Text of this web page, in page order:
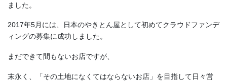
ました。
2017年5月には、日本のやきとん屋として初めてクラウドファンデ
ィングの募集に成功しました。
まだできて間もないお店ですが、
末永く、「その土地になくてはならないお店」を目指して日々営